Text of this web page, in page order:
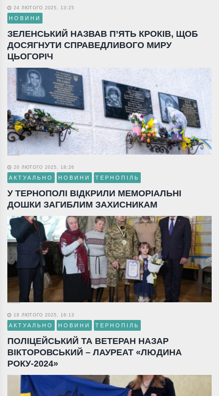
24 ЛЮТОГО 2025, 13:25
НОВИНИ
ЗЕЛЕНСЬКИЙ НАЗВАВ П’ЯТЬ КРОКІВ, ЩОБ
ДОСЯГНУТИ СПРАВЕДЛИВОГО МИРУ
ЦЬОГОРІЧ
20 ЛЮТОГО 2025, 18:26
АКТУАЛЬНО НОВИНИ ТЕРНОПІЛЬ
У ТЕРНОПОЛІ ВІДКРИЛИ МЕМОРІАЛЬНІ
ДОШКИ ЗАГИБЛИМ ЗАХИСНИКАМ
18 ЛЮТОГО 2025, 16:13
АКТУАЛЬНО НОВИНИ ТЕРНОПІЛЬ
ПОЛІЦЕЙСЬКИЙ ТА ВЕТЕРАН НАЗАР
ВІКТОРОВСЬКИЙ – ЛАУРЕАТ «ЛЮДИНА
РОКУ-2024»